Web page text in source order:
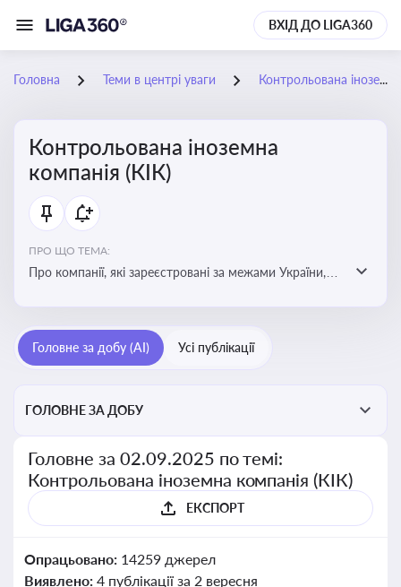
ВХІД ДО LIGA360
Головна Теми в центрі уваги Контрольована іноземна компанія (КІК)
Контрольована іноземна
компанія (КІК)
ПРО ЩО ТЕМА:
Про компанії, які зареєстровані за межами України,
органами України щодо своїх доходів і витрат
Головне за добу (AI) Усі публікації
ГОЛОВНЕ ЗА ДОБУ
Головне за 02.09.2025 по темі:
Контрольована іноземна компанія (КІК)
ЕКСПОРТ
Опрацьовано: 14259 джерел
Виявлено: 4 публікації за 2 вересня